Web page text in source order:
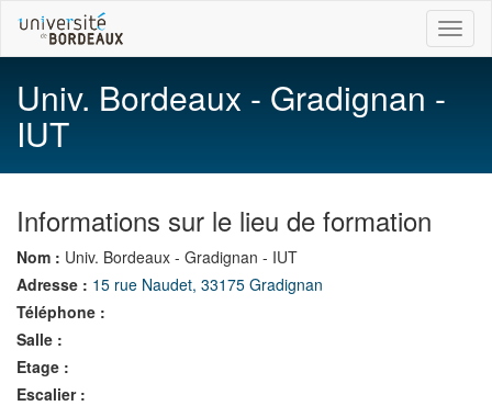
Univ. Bordeaux - Gradignan -
IUT
Informations sur le lieu de formation
Nom : Univ. Bordeaux - Gradignan - IUT
Adresse : 15 rue Naudet, 33175 Gradignan
Téléphone :
Salle :
Etage :
Escalier :